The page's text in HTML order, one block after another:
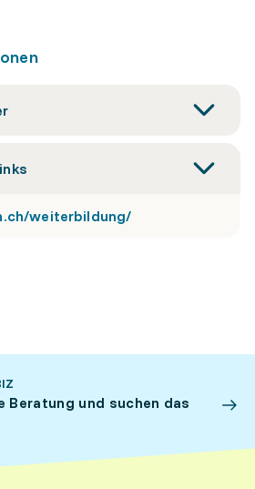
weiterbildung/
Beratung und suchen das